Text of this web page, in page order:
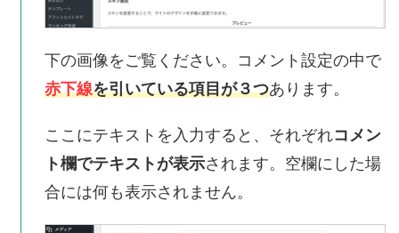
下の画像をご覧ください。コメント設定の中で
赤下線を引いている項目が３つあります。
ここにテキストを入力すると、それぞれコメン
ト欄でテキストが表示されます。空欄にした場
合には何も表示されません。